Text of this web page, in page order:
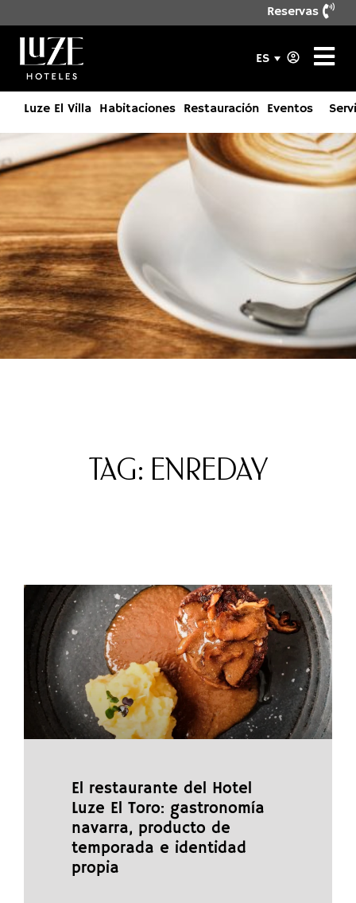
Reservas
ES
Luze El Villa Habitaciones Restauración Eventos
TAG: ENREDAY
El restaurante del Hotel
Luze El Toro: gastronomía
navarra, producto de
temporada e identidad
propia